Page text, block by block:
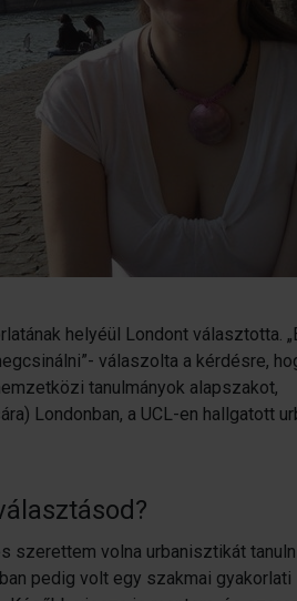
helyéül Londont választotta.
válaszolta a kérdésre,
tanulmányok alapszakot,
Londonban, a UCL-en hallgatott
szerettem volna urbanisztikát
pedig volt egy szakmai